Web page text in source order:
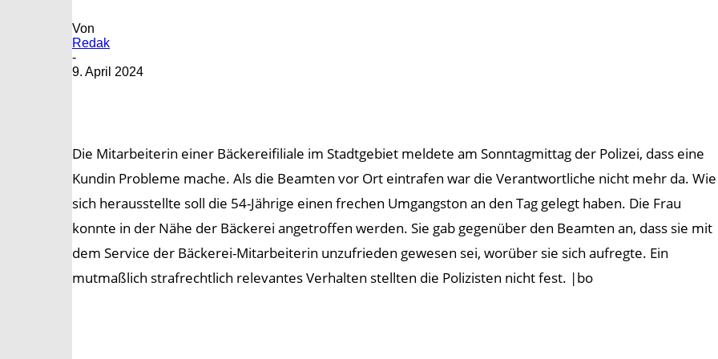
Von
Redak
-
9. April 2024
Die Mitarbeiterin einer Bäckereifiliale im Stadtgebiet meldete am Sonntagmittag der Polizei, dass eine
Kundin Probleme mache. Als die Beamten vor Ort eintrafen war die Verantwortliche nicht mehr da. Wie
sich herausstellte soll die 54-Jährige einen frechen Umgangston an den Tag gelegt haben. Die Frau
konnte in der Nähe der Bäckerei angetroffen werden. Sie gab gegenüber den Beamten an, dass sie mit
dem Service der Bäckerei-Mitarbeiterin unzufrieden gewesen sei, worüber sie sich aufregte. Ein
mutmaßlich strafrechtlich relevantes Verhalten stellten die Polizisten nicht fest. |bo